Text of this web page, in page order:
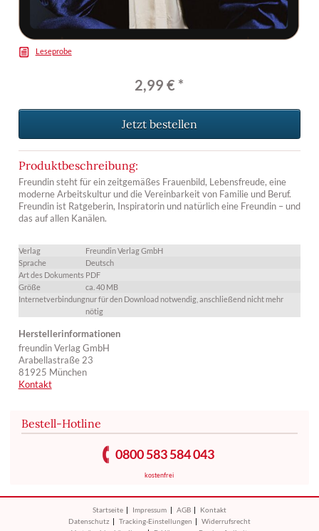
Leseprobe
2,99 € *
Jetzt bestellen
Produktbeschreibung:
Freundin steht für ein zeitgemäßes Frauenbild, Lebensfreude, eine
moderne Arbeitskultur und die Vereinbarkeit von Familie und Beruf.
Freundin ist Ratgeberin, Inspiratorin und natürlich eine Freundin – und
das auf allen Kanälen.
Verlag
Freundin Verlag GmbH
Sprache
Deutsch
Art des Dokuments PDF
Größe
ca. 40 MB
Internetverbindungnur für den Download notwendig, anschließend nicht mehr
nötig
Herstellerinformationen
freundin Verlag GmbH
Arabellastraße 23
81925 München
Kontakt
Bestell-Hotline
0800 583 584 043
kostenfrei
Startseite Impressum AGB
Kontakt
Datenschutz
Tracking-Einstellungen
Widerrufsrecht